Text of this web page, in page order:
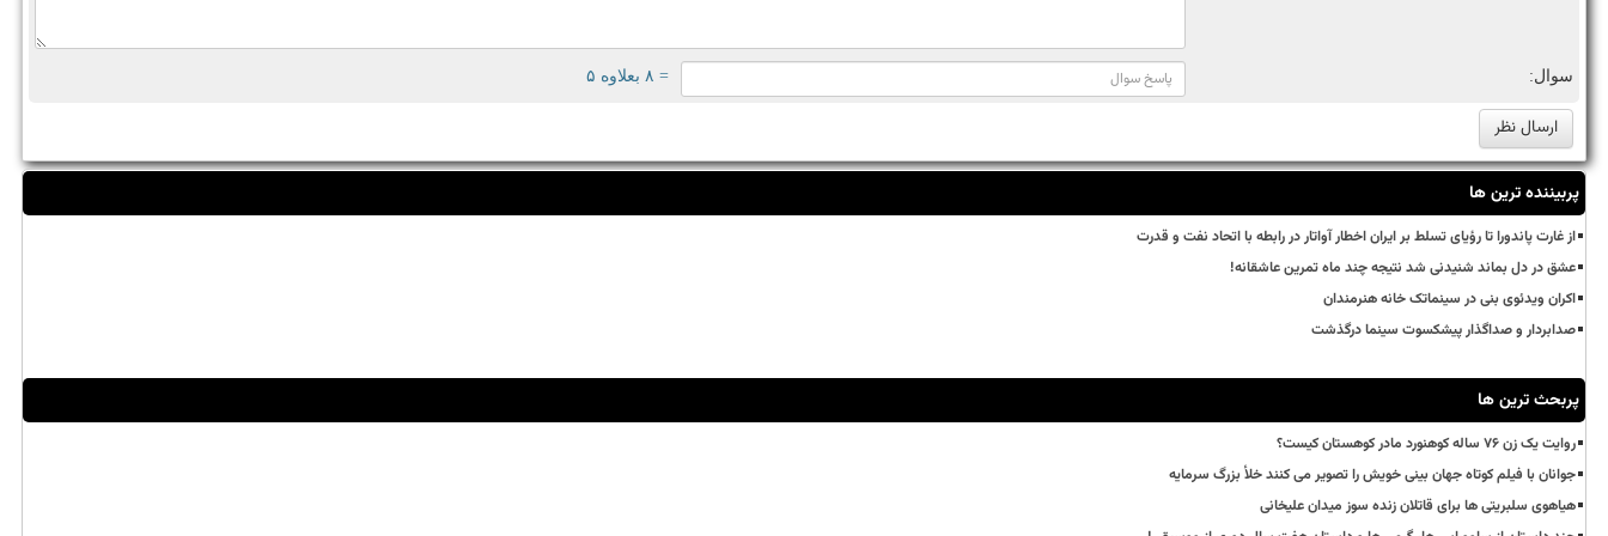
سوال: = ۸ بعلاوه ۵
پربیننده ترین ها
از غارت پاندورا تا رؤیای تسلط بر ایران اخطار آواتار در رابطه با اتحاد نفت و قدرت
عشق در دل بماند شنیدنی شد نتیجه چند ماه تمرین عاشقانه!
اکران ویدئوی بنی در سینماتک خانه هنرمندان
صدابردار و صداگذار پیشکسوت سینما درگذشت
پربحث ترین ها
روایت یک زن ۷۶ ساله کوهنورد مادر کوهستان کیست؟
جوانان با فیلم کوتاه جهان بینی خویش را تصویر می کنند خلأ بزرگ سرمایه
هیاهوی سلبریتی ها برای قاتلان زنده سوز میدان علیخانی